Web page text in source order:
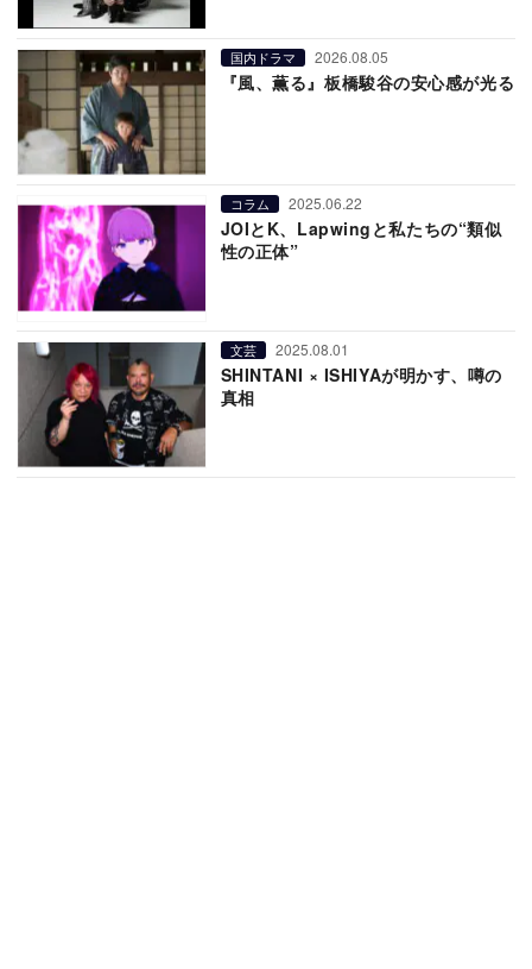
国内ドラマ 2026.08.05
『風、薫る』板橋駿谷の安心感が光る
コラム 2025.06.22
JOIとK、Lapwingと私たちの“類似
性の正体”
文芸 2025.08.01
SHINTANI × ISHIYAが明かす、噂の
真相